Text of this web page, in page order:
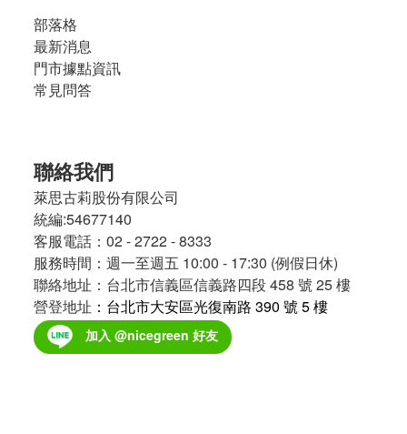
部落格
最新消息
門市據點資訊
常見問答
聯絡我們
萊思古莉股份有限公司
統編:54677140
客服電話：02 - 2722 - 8333
服務時間：週一至週五 10:00 - 17:30 (例假日休)
聯絡地址：台北市信義區信義路四段 458 號 25 樓
營登地址 ：台北市大安區光復南路 390 號 5 樓
加入 @nicegreen 好友